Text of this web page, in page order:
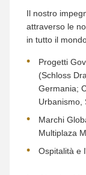
Il nostro
attraverso le
in tutto il
Progetti
(Schloss
Germania;
Urbanismo,
Marchi
Multiplaza
Ospitalità e